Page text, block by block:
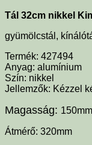
Tál 32cm nikkel
gyümölcstál,
Termék: 427494
Anyag: alumínium
Szín: nikkel
Jellemzők: Kézzel
Magasság: 150mm
Átmérő: 320mm